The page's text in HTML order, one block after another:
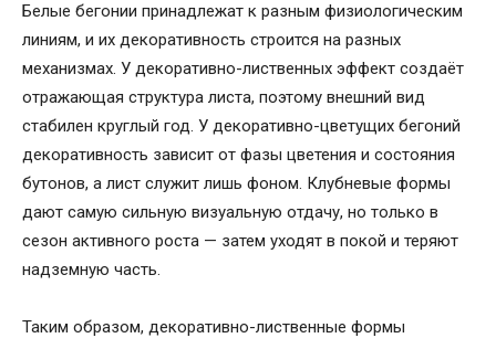
Белые бегонии принадлежат к разным физиологическим
линиям, и их декоративность строится на разных
механизмах. У декоративно-лиственных эффект создаёт
отражающая структура листа, поэтому внешний вид
стабилен круглый год. У декоративно-цветущих бегоний
декоративность зависит от фазы цветения и состояния
бутонов, а лист служит лишь фоном. Клубневые формы
дают самую сильную визуальную отдачу, но только в
сезон активного роста — затем уходят в покой и теряют
надземную часть.
Таким образом, декоративно-лиственные формы